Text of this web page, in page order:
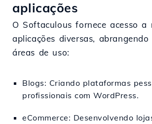
aplicações
O Softaculous fornece acesso a
aplicações diversas,
áreas de uso:
Blogs: Criando plataformas
profissionais com WordPress.
eCommerce: Desenvolvendo